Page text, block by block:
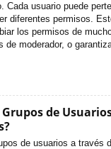
Cada usuario puede
diferentes permisos.
los permisos de
de moderador, o
de
de usuarios a través